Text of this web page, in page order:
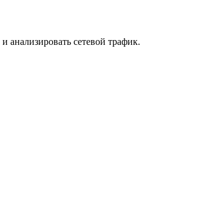
анализировать сетевой трафик.